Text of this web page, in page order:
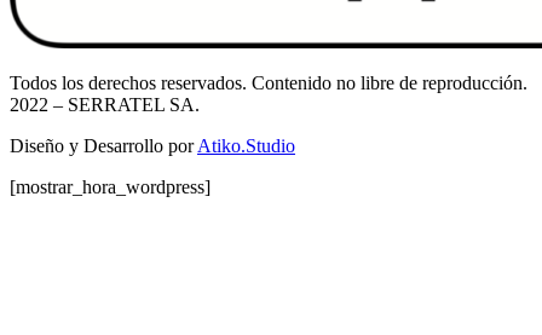
Todos los derechos reservados. Contenido no libre de reproducción.
2022 – SERRATEL SA.
Diseño y Desarrollo porAtiko.Studio
[mostrar_hora_wordpress]